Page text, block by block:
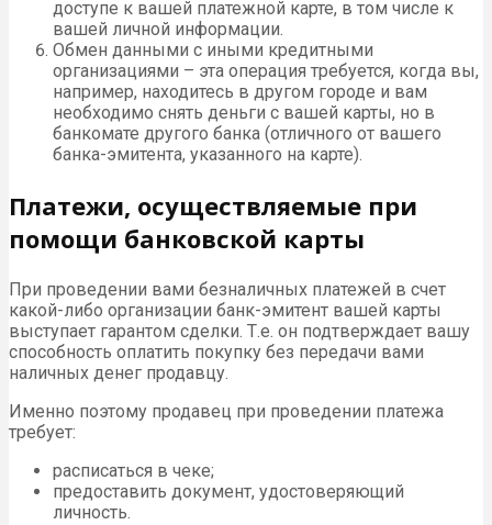
доступе к вашей платежной карте, в том числе к
вашей личной информации.
Обмен данными с иными кредитными
организациями – эта операция требуется, когда вы,
например, находитесь в другом городе и вам
необходимо снять деньги с вашей карты, но в
банкомате другого банка (отличного от вашего
банка-эмитента, указанного на карте).
Платежи, осуществляемые при
помощи банковской карты
При проведении вами безналичных платежей в счет
какой-либо организации банк-эмитент вашей карты
выступает гарантом сделки. Т.е. он подтверждает вашу
способность оплатить покупку без передачи вами
наличных денег продавцу.
Именно поэтому продавец при проведении платежа
требует:
расписаться в чеке;
предоставить документ, удостоверяющий
личность.